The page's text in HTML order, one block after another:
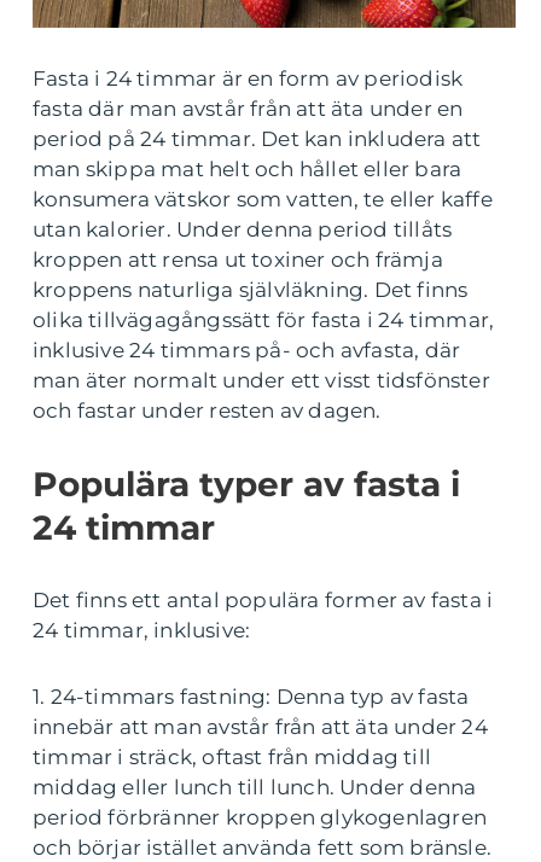
Fasta i 24 timmar är en form av periodisk
fasta där man avstår från att äta under en
period på 24 timmar. Det kan inkludera att
man skippa mat helt och hållet eller bara
konsumera vätskor som vatten, te eller kaffe
utan kalorier. Under denna period tillåts
kroppen att rensa ut toxiner och främja
kroppens naturliga självläkning. Det finns
olika tillvägagångssätt för fasta i 24 timmar,
inklusive 24 timmars på- och avfasta, där
man äter normalt under ett visst tidsfönster
och fastar under resten av dagen.
Populära typer av fasta i
24 timmar
Det finns ett antal populära former av fasta i
24 timmar, inklusive:
1. 24-timmars fastning: Denna typ av fasta
innebär att man avstår från att äta under 24
timmar i sträck, oftast från middag till
middag eller lunch till lunch. Under denna
period förbränner kroppen glykogenlagren
och börjar istället använda fett som bränsle.